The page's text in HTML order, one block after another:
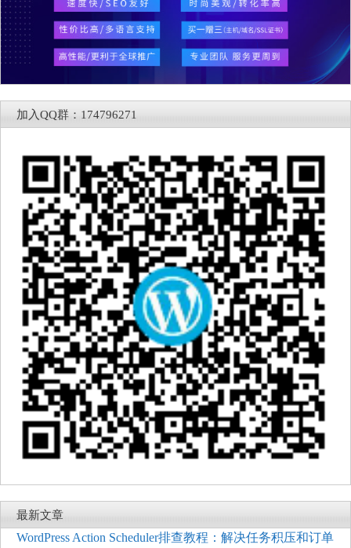
加入QQ群：174796271
最新文章
WordPress Action Scheduler排查教程：解决任务积压和订单